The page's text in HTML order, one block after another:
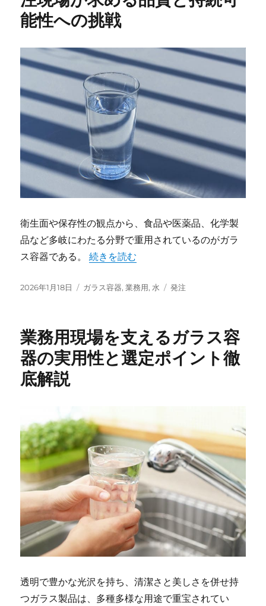
能性への挑戦
衛生面や保存性の観点から、食品や医薬品、化学製
品など多岐にわたる分野で重用されているのがガラ
ス容器である。“業務用ガラス容器の進化と発注現場が
続きを読む
投
2026年1月18日
カ
ー
ガラス容器,業務用, 水
タ
発注
業務用現場を支えるガラス容
器の実用性と選定ポイント徹
底解説
透明で豊かな光沢を持ち、清潔さと美しさを併せ持
つガラス製品は、多種多様な用途で重宝されてい